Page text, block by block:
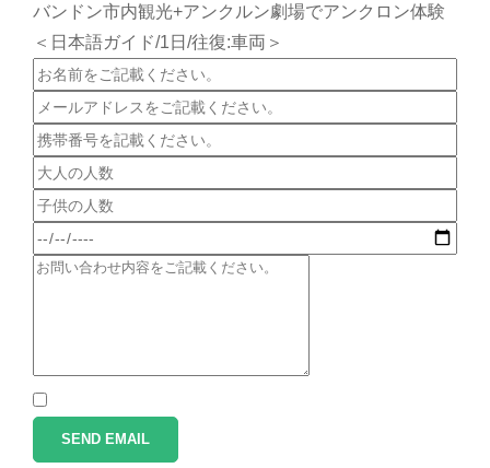
バンドン市内観光+アンクルン劇場でアンクロン体験
＜日本語ガイド/1日/往復:車両＞
SEND EMAIL